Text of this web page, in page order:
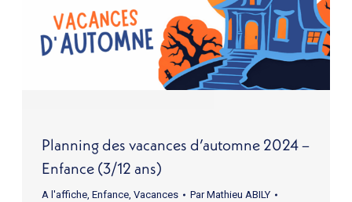
Planning des vacances d’automne 2024 –
Enfance (3/12 ans)
A l'affiche, Enfance, Vacances ParMathieu ABILY